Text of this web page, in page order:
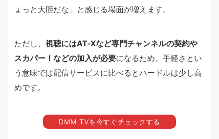
ょっと大胆だな」と感じる場面が増えます。
ただし、 視聴にはAT-Xなど専門チャンネルの契約や
スカパー！などの加入が必要になるため、手軽さとい
う意味では配信サービスに比べるとハードルは少し高
めです。
DMM TVを今すぐチェックする